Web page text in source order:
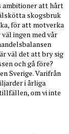
ambitioner att hårt
skogsbruk
för att motverka
ingen med vår
väl det att bry sig
och gå före?
Sverige. Varifrån
i årliga
om vi inte